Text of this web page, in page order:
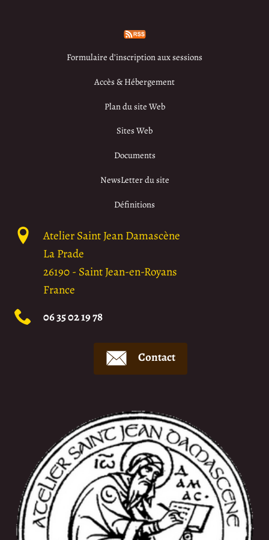
Formulaire d’inscription aux sessions
Accès & Hébergement
Plan du site Web
Sites Web
Documents
NewsLetter du site
Définitions
Atelier Saint Jean Damascène
La Prade
26190- Saint Jean-en-Royans
France
06 35 02 19 78
Contact